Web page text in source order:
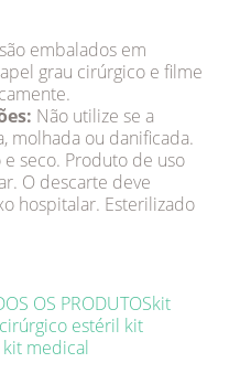
embalados em
grau cirúrgico e filme
Não utilize se a
molhada ou danificada.
seco. Produto de uso
O descarte deve
hospitalar. Esterilizado
OS PRODUTOSkit
estéril kit
kit medical